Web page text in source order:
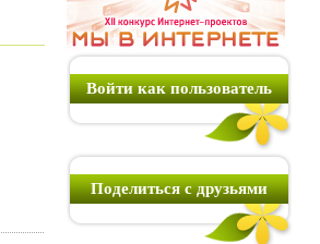
Войти как пользователь
Поделиться с друзьями